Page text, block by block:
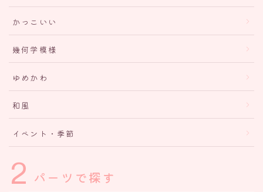
かっこいい
幾何学模様
ゆめかわ
和風
イベント・季節
2 パーツで探す